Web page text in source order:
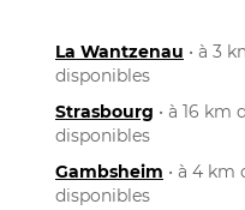
La Wantzenau • à 3
disponibles
Strasbourg • à 16 km
disponibles
Gambsheim • à 4 km
disponibles